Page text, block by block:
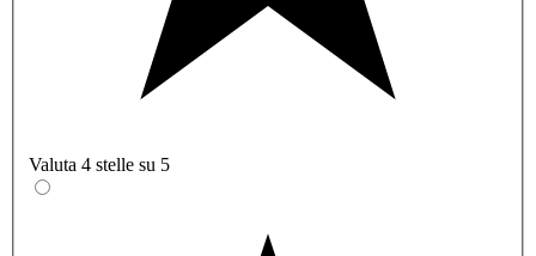
Valuta 4 stelle su 5